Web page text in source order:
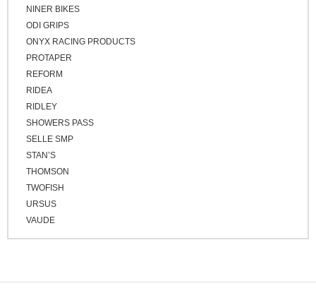
NINER BIKES
ODI GRIPS
ONYX RACING PRODUCTS
PROTAPER
REFORM
RIDEA
RIDLEY
SHOWERS PASS
SELLE SMP
STAN’S
THOMSON
TWOFISH
URSUS
VAUDE